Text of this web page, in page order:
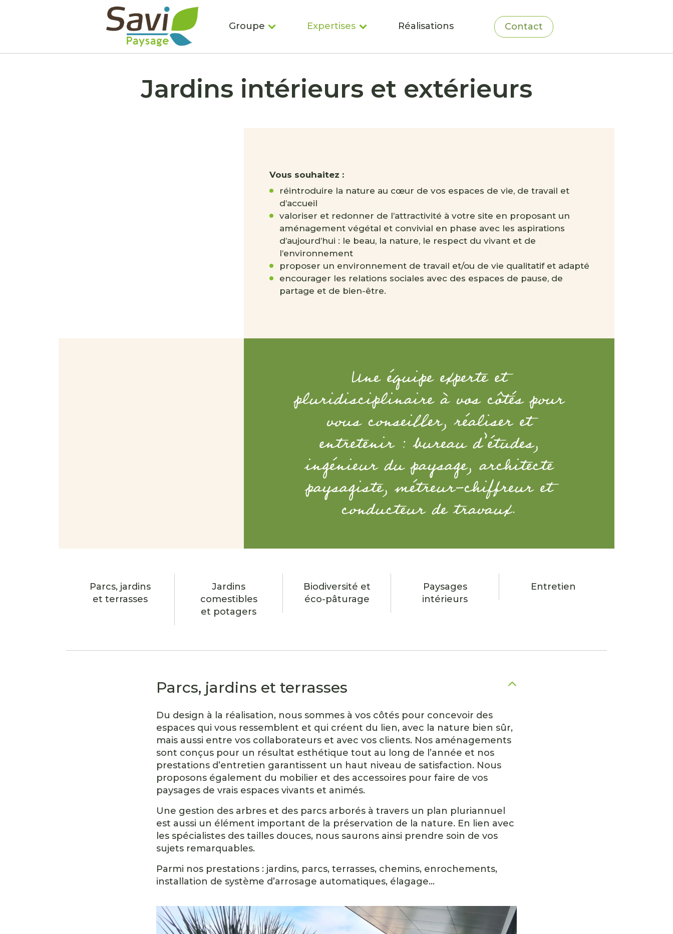
Groupe Expertises Réalisations Contact
Jardins intérieurs et extérieurs
Vous souhaitez :
réintroduire la nature au cœur de vos espaces de vie, de travail et
d’accueil
valoriser et redonner de l’attractivité à votre site en proposant un
aménagement végétal et convivial en phase avec les aspirations
d’aujourd’hui : le beau, la nature, le respect du vivant et de
l’environnement
proposer un environnement de travail et/ou de vie qualitatif et adapté
encourager les relations sociales avec des espaces de pause, de
partage et de bien-être.
Une équipe experte et
pluridisciplinaire à vos côtés pour
vous conseiller, réaliser et
entretenir : bureau d’études,
ingénieur du paysage, architecte
paysagiste, métreur-chiffreur et
conducteur de travaux.
Parcs, jardins
et terrasses
Jardins
comestibles
et potagers
Biodiversité et
éco-pâturage
Paysages
intérieurs
Entretien
Parcs, jardins et terrasses
Du design à la réalisation, nous sommes à vos côtés pour concevoir des
espaces qui vous ressemblent et qui créent du lien, avec la nature bien sûr,
mais aussi entre vos collaborateurs et avec vos clients. Nos aménagements
sont conçus pour un résultat esthétique tout au long de l’année et nos
prestations d’entretien garantissent un haut niveau de satisfaction. Nous
proposons également du mobilier et des accessoires pour faire de vos
paysages de vrais espaces vivants et animés.
Une gestion des arbres et des parcs arborés à travers un plan pluriannuel
est aussi un élément important de la préservation de la nature. En lien avec
les spécialistes des tailles douces, nous saurons ainsi prendre soin de vos
sujets remarquables.
Parmi nos prestations : jardins, parcs, terrasses, chemins, enrochements,
installation de système d’arrosage automatiques, élagage…